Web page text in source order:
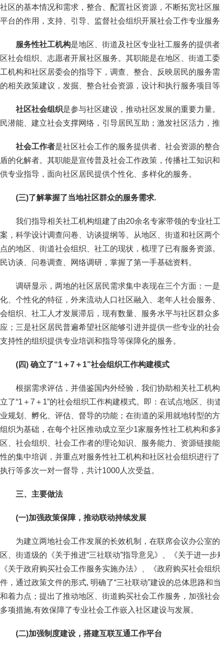
社区的基本情况和需求，整合、配置社区资源，不断拓宽社区
平台的作用，支持、引导、监督社会组织开展社会工作专业服
服务性社工机构是地区、街道及社区专业社工服务的提供
区社会组织、志愿者开展社区服务。其职能是在地区、街道工
工机构和社区居委会的指导下，调查、整合、反映居民的服务
的相关政策建议，发掘、整合社会资源，设计和执行服务项目
社区社会组织是参与社区建设，推动社区发展的重要力量
民潜能、建立社会支撑网络，引导居民互助；激发社区活力，
社会工作者是社区社会工作的服务提供者、社会资源的整
盾的化解者。其职能是宣传普及社会工作政策，传播社工知识
供专业指导，面向社区居民提供个性化、多样化的服务。
(三)了解掌握了当地社区群众的服务需求.
我们指导相关社工机构组建了由20余名专家带领的专业社
案，科学设计调查问卷、访谈提纲等。从地区、街道和社区两
点的地区、街道社会组织、社工的现状，梳理了已有服务资源
民访谈、问卷调查、网络调研，掌握了第一手基础资料。
调研显示，两地的社区居民需求集中表现在三个方面：一
化、个性化的特征，外来流动人口社区融入、老年人社会服务
会组织、社工人才发展滞后，现有数量、服务水平与社区群众
应；三是社区居民普遍希望社区能够引进并提供一些专业的社
支持性的组织提供专业培训和指导等保障化的服务。
(四) 确立了“1＋7＋1”社会组织工作构建模式
根据需求评估，并借鉴国内外经验，我们协助相关社工机
立了“1＋7＋1”的社会组织工作构建模式。即：在试点地区、街
业规划、孵化、评估、督导的功能；在街道的采用就地转型的
组织为基础，在每个社区推动成立至少1家服务性社工机构和
区、社会组织、社会工作者的理论知识、服务能力、资源链接
性的集中培训，并重点对服务性社工机构和社区社会组织进行
执行等多次一对一督导，共计1000人次受益。
三、主要做法
(一)加强政策保障，推动联动持续发展
为建立两地社会工作发展的长效机制，在联席会议办公室
区、街道级的《关于推进“三社联动”指导意见》、《关于进一
《关于政府购买社会工作服务实施办法》、《政府购买社会组
件，通过政策文件的形式, 明确了“三社联动”建设的总体思路和
和着力点；提出了推动地区、街道购买社会工作服务，加强社
多项措施,有效保障了专业社会工作嵌入社区建设与发展。
(二)加强制度建设，搭建互联互通工作平台